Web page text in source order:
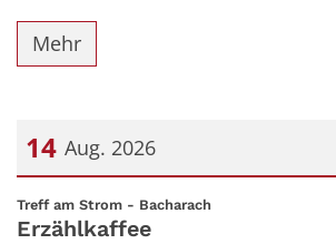
Mehr
14 Aug. 2026
Datum: 14. August 2026
Treff am Strom - Bacharach
Erzählkaffee